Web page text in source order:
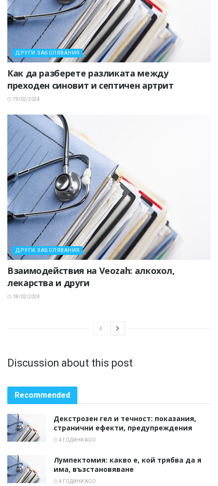
ДРУГИ ЗАБОЛЯВАНИЯ
Как да разберете разликата между
преходен синовит и септичен артрит
19/02/2024
ДРУГИ ЗАБОЛЯВАНИЯ
Взаимодействия на Veozah: алкохол,
лекарства и други
18/02/2024
Discussion about this post
Recommended
Декстрозен гел и течност: показания,
странични ефекти, предупреждения
4 ГОДИНИ AGO
Лумпектомия: какво е, кой трябва да я
има, възстановяване
4 ГОДИНИ AGO